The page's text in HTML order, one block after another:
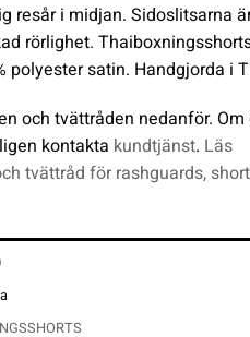
resår i midjan. Sidoslitsarna
rörlighet.
polyester satin. Handgjorda i
och tvättråden nedanför. Om
kontakta kundtjänst. Läs
tvättråd för rashguards,